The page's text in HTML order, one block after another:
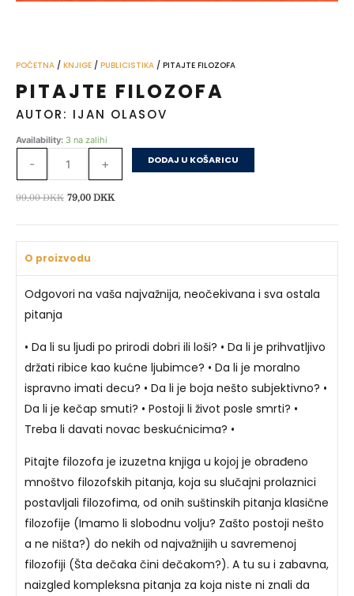
POČETNA / KNJIGE / PUBLICISTIKA / PITAJTE FILOZOFA
PITAJTE FILOZOFA
AUTOR: IJAN OLASOV
Availability: 3 na zalihi
-
PITAJTE
+ DODAJ U KOŠARICU
99,00DKK Izvorna
79,00 DKKTrenutna
O proizvodu
Odgovori na vaša najvažnija, neočekivana i sva ostala
pitanja
• Da li su ljudi po prirodi dobri ili loši? • Da li je prihvatljivo
držati ribice kao kućne ljubimce? • Da li je moralno
ispravno imati decu? • Da li je boja nešto subjektivno? •
Da li je kečap smuti? • Postoji li život posle smrti? •
Treba li davati novac beskućnicima? •
Pitajte filozofa je izuzetna knjiga u kojoj je obrađeno
mnoštvo filozofskih pitanja, koja su slučajni prolaznici
postavljali filozofima, od onih suštinskih pitanja klasične
filozofije (Imamo li slobodnu volju? Zašto postoji nešto
a ne ništa?) do nekih od najvažnijih u savremenoj
filozofiji (Šta dečaka čini dečakom?). A tu su i zabavna,
naizgled kompleksna pitanja za koja niste ni znali da